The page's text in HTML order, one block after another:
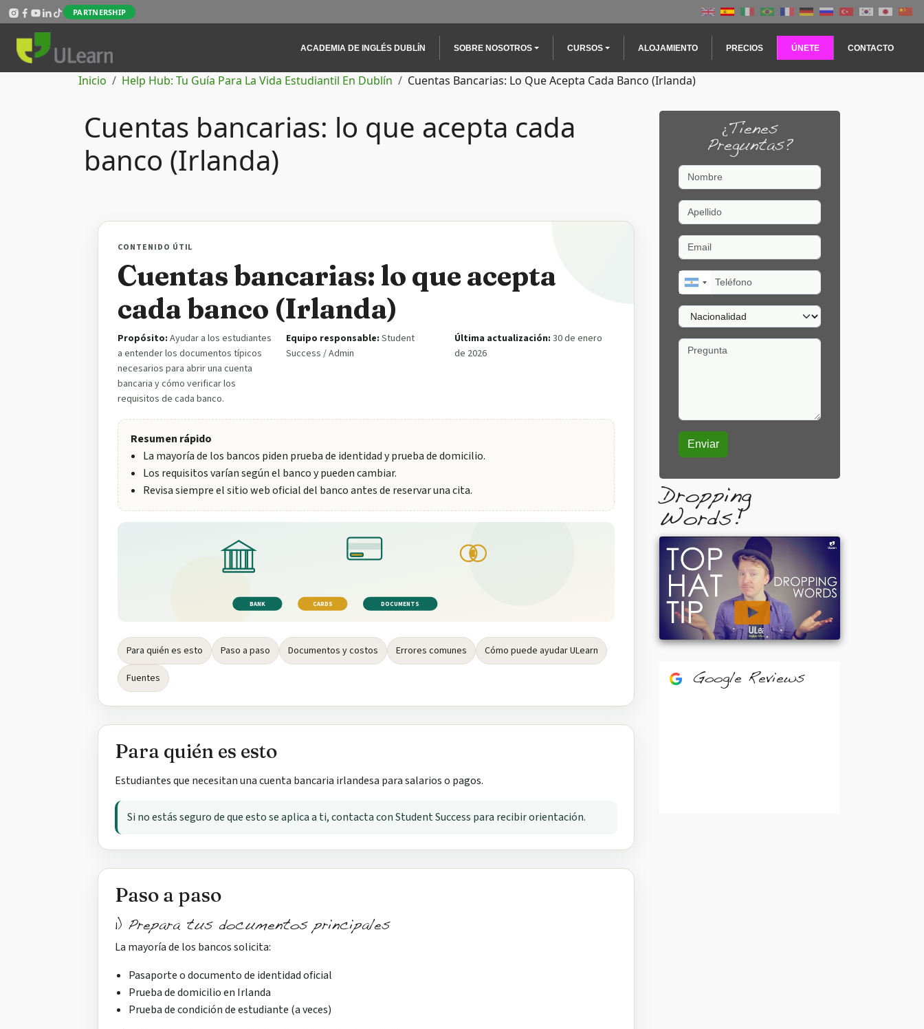
Pasar al contenido principal
PARTNERSHIP
Main navigation
ACADEMIA DE INGLÉS DUBLÍN SOBRE NOSOTROS CURSOS ALOJAMIENTO PRECIOS ÚNETE CONTACTO
Ruta de navegación
Inicio Help Hub: Tu Guía Para La Vida Estudiantil En Dublín Cuentas Bancarias: Lo Que Acepta Cada Banco (Irlanda)
Cuentas bancarias: lo que acepta cada
banco (Irlanda)
CONTENIDO ÚTIL
Cuentas bancarias: lo que acepta
cada banco (Irlanda)
Propósito: Ayudar a los estudiantes
a entender los documentos típicos
necesarios para abrir una cuenta
bancaria y cómo verificar los
requisitos de cada banco.
Equipo responsable: Student
Success / Admin
Última actualización: 30 de enero
de 2026
Resumen rápido
La mayoría de los bancos piden prueba de identidad y prueba de domicilio.
Los requisitos varían según el banco y pueden cambiar.
Revisa siempre el sitio web oficial del banco antes de reservar una cita.
€
BANK CARDS DOCUMENTS
Para quién es esto Paso a paso Documentos y costos Errores comunes
Cómo puede ayudar ULearn
Fuentes
Para quién es esto
Estudiantes que necesitan una cuenta bancaria irlandesa para salarios o pagos.
Si no estás seguro de que esto se aplica a ti, contacta con Student Success para recibir orientación.
Paso a paso
1) Prepara tus documentos principales
La mayoría de los bancos solicita:
Pasaporte o documento de identidad oficial
Prueba de domicilio en Irlanda
Prueba de condición de estudiante (a veces)
¿Tienes
Preguntas?
Nombre
Apellido
Email
Teléfono
Nacionalidad
Pregunta
Dropping
Words!
Google Reviews